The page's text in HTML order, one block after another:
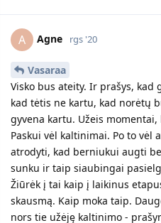
A Agne rgs '20
Vasaraa
Visko bus ateity. Ir prašys,
kad tėtis ne kartu, kad norėtų
gyvena kartu. Užeis
Paskui vėl kaltinimai. Po to vėl
atrodyti, kad berniukui augti
sunku ir taip siaubingai
Žiūrėk į tai kaip į laikinus
skausmą. Kaip moka taip.
nors tie užėję kaltinimo -